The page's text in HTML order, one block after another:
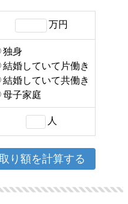
万円
独身
結婚していて片働き
結婚していて共働き
母子家庭
人